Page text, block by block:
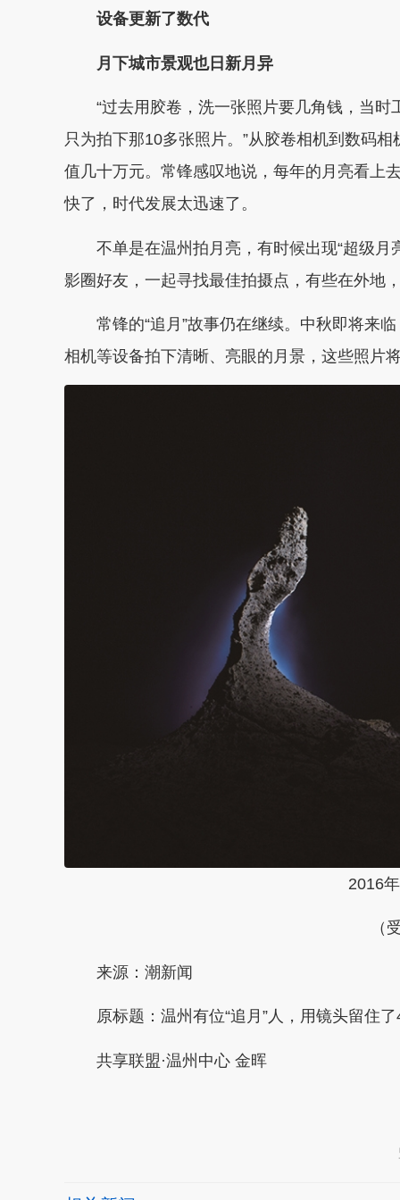
设备更新了数代
月下城市景观也日新月异
“过去用胶卷，洗一张照片要几角钱，当
只为拍下那10多张照片。”从胶卷相机到数码
值几十万元。常锋感叹地说，每年的月亮看上
快了，时代发展太迅速了。
不单是在温州拍月亮，有时候出现“超级
影圈好友，一起寻找最佳拍摄点，有些在外地
常锋的“追月”故事仍在继续。中秋即将来
相机等设备拍下清晰、亮眼的月景，这些照片
2016
（
来源：潮新闻
原标题：温州有位“追月”人，用镜头留住
共享联盟·温州中心 金晖